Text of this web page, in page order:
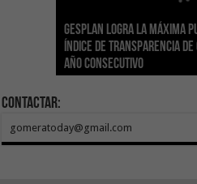
Gesplan logra la máxima
Índice de Transparencia
año consecutivo
El Gobierno canario
POSEICAN-Pesca al sector
tras aumentar las cuantías
Transición Ecológica
adhesión a la Red de
Canarias
Visocan incorpora 170
vivienda protegida en
asequible de Tenerife
Sanidad refuerza la
los centros de salud con
ecografía clínica
El Gobierno de Canarias
Sal Marina Agrocanarias
Contactar:
gomeratoday@gmail.com